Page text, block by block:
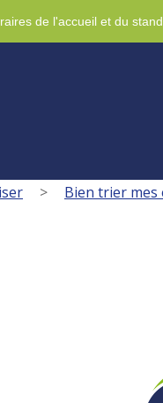
de l'accueil et du
> Bien trier mes